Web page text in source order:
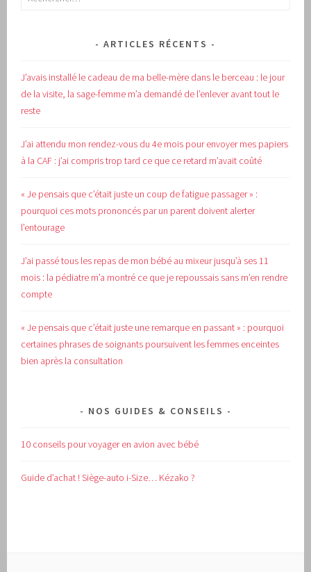
ARTICLES RÉCENTS
J’avais installé le cadeau de ma belle-mère dans le berceau : le jour
de la visite, la sage-femme m’a demandé de l’enlever avant tout le
reste
J’ai attendu mon rendez-vous du 4e mois pour envoyer mes papiers
à la CAF : j’ai compris trop tard ce que ce retard m’avait coûté
« Je pensais que c’était juste un coup de fatigue passager » :
pourquoi ces mots prononcés par un parent doivent alerter
l’entourage
J’ai passé tous les repas de mon bébé au mixeur jusqu’à ses 11
mois : la pédiatre m’a montré ce que je repoussais sans m’en rendre
compte
« Je pensais que c’était juste une remarque en passant » : pourquoi
certaines phrases de soignants poursuivent les femmes enceintes
bien après la consultation
NOS GUIDES & CONSEILS
10 conseils pour voyager en avion avec bébé
Guide d’achat !Siège-auto i-Size… Kézako ?